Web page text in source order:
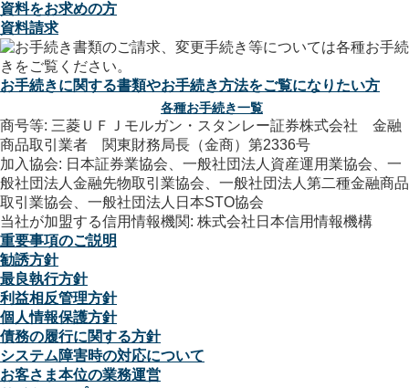
資料をお求めの方
資料請求
お手続きに関する書類やお手続き方法をご覧になりたい方
各種お手続き一覧
商号等: 三菱ＵＦＪモルガン・スタンレー証券株式会社 金融
商品取引業者 関東財務局長（金商）第2336号
加入協会: 日本証券業協会、一般社団法人資産運用業協会、一
般社団法人金融先物取引業協会、一般社団法人第二種金融商品
取引業協会、一般社団法人日本STO協会
当社が加盟する信用情報機関: 株式会社日本信用情報機構
重要事項のご説明
勧誘方針
最良執行方針
利益相反管理方針
個人情報保護方針
債務の履行に関する方針
システム障害時の対応について
お客さま本位の業務運営